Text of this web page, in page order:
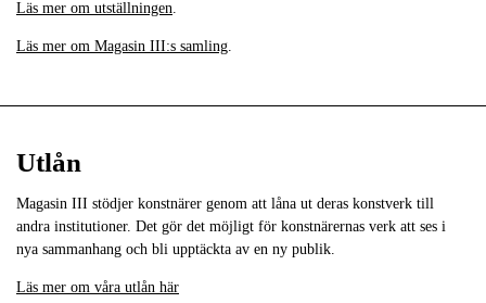
Läs mer om utställningen.
Läs mer om Magasin III:s samling.
Utlån
Magasin III stödjer konstnärer genom att låna ut deras konstverk till
andra institutioner. Det gör det möjligt för konstnärernas verk att ses i
nya sammanhang och bli upptäckta av en ny publik.
Läs mer om våra utlån här